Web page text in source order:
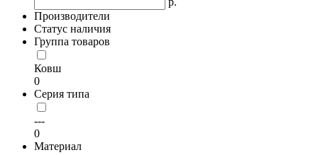
Производители
Статус наличия
Группа товаров
Ковш
0
Серия типа
---
0
Материал